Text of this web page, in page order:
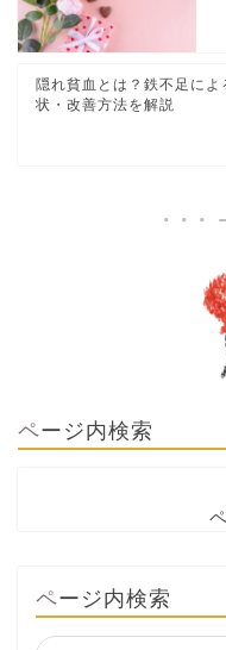
隠れ貧血とは？鉄不足によ
状・改善方法を解説
ページ内検索
ページ内検索